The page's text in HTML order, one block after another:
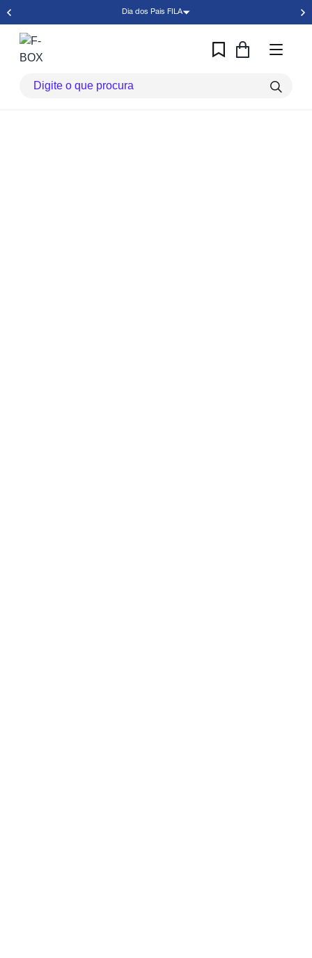
Dia dos Pais FILA